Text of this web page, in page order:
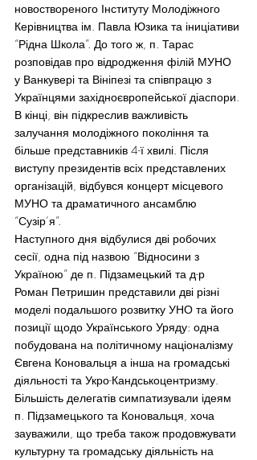
новоствореного Інституту Молодіжного
Керівництва ім. Павла Юзика та іниціативи
“Рідна Школа”. До того ж, п. Тарас
розповідав про відродження філій МУНО
у Ванкувері та Вініпезі та співпрацю з
Українцями західноєвропейської діаспори.
В кінці, він підкреслив важливість
залучання молодіжного покоління та
більше представників 4-ї хвилі. Після
виступу президентів всіх представлених
організацій, відбувся концерт місцевого
МУНО та драматичного ансамблю
“Сузір’я”.
Наступного дня відбулися дві робочих
сесії, одна під назвою “Відносини з
Україною” де п. Підзамецький та д-р
Роман Петришин представили дві різні
моделі подальшого розвитку УНО та його
позиції щодо Українського Уряду: одна
побудована на політичному націоналізму
Євгена Коновальця а інша на громадські
діяльності та Укро-Кандськоцентризму.
Більшість делегатів симпатизували ідеям
п. Підзамецького та Коновальця, хоча
зауважили, що треба також продовжувати
культурну та громадську діяльність на